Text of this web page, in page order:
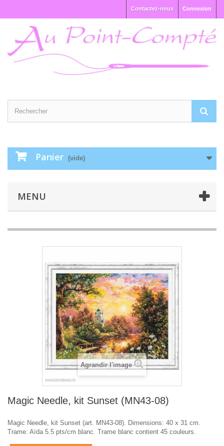
Connexion
Contactez-nous
Panier (vide)
MENU
Agrandir l'image
Magic Needle, kit Sunset (MN43-08)
Magic Needle, kit Sunset (art. MN43-08). Dimensions: 40 x 31 cm.
Trame: Aïda 5.5 pts/cm blanc. Trame blanc contient 45 couleurs.